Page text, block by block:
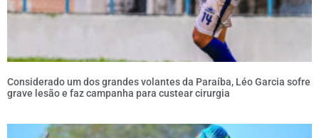
Considerado um dos grandes volantes da Paraíba, Léo Garcia sofre
grave lesão e faz campanha para custear cirurgia